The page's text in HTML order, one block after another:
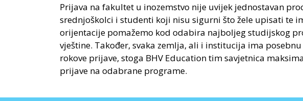
Prijava na fakultet u inozemstvo nije uvijek jednostavan
srednjoškolci i studenti koji nisu sigurni što žele upisati te
orijentacije pomažemo kod odabira najboljeg studijskog
vještine. Također, svaka zemlja, ali i institucija ima
rokove prijave, stoga BHV Education tim savjetnica
prijave na odabrane programe.